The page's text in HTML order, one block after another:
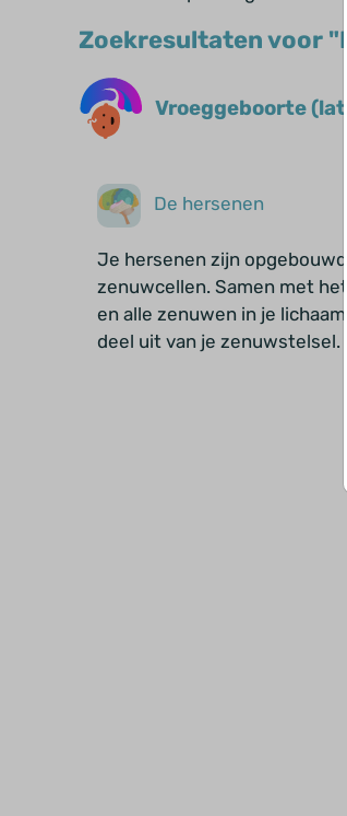
Zoekresultaten voor
Vroeggeboorte
De hersenen
Je hersenen zijn opgebouwd
zenuwcellen. Samen met
en alle zenuwen in je lichaam
deel uit van je zenuwstelsel.